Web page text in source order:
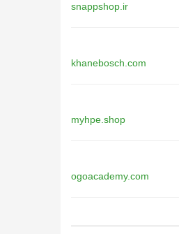
snappshop.ir
khanebosch.com
myhpe.shop
ogoacademy.com